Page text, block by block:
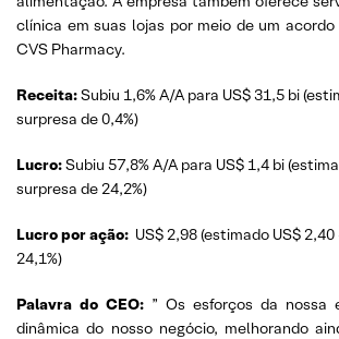
clínica em suas lojas por meio de um
CVS Pharmacy.
Receita:Subiu 1,6% A/A para US$ 31,5 bi
surpresa de 0,4%)
Lucro:Subiu 57,8% A/A para US$ 1,4 bi
surpresa de 24,2%)
Lucro por ação: US$ 2,98 (estimado US$
24,1%)
Palavra do CEO: ” Os esforços da nossa
dinâmica do nosso negócio, melhorando